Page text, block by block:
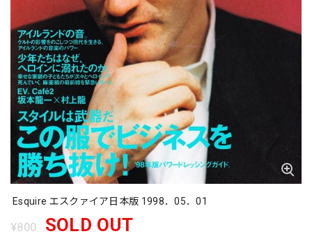
Esquire エスクァイア日本版 1998．05．01
¥800 SOLD OUT